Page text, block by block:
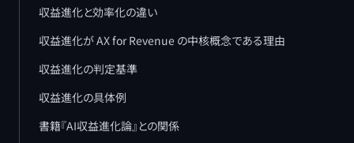
収益進化と効率化の違い
収益進化が AX for Revenue の中核概念である理由
収益進化の判定基準
収益進化の具体例
書籍『AI収益進化論』との関係